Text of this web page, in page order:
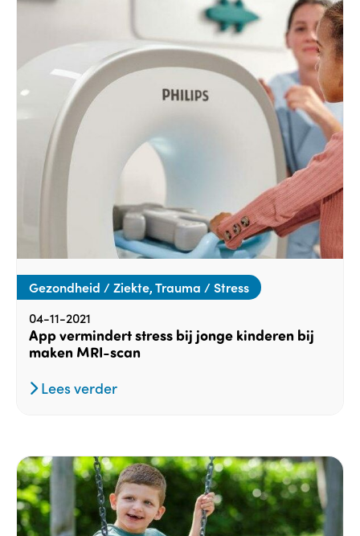
Gezondheid / Ziekte, Trauma / Stress
04-11-2021
App vermindert stress bij jonge kinderen bij
maken MRI-scan
Lees verder